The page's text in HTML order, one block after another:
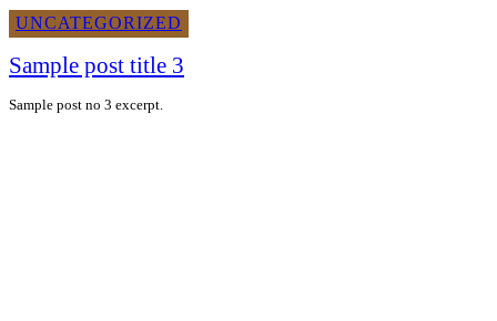
UNCATEGORIZED
Sample post title 3
Sample post no 3 excerpt.